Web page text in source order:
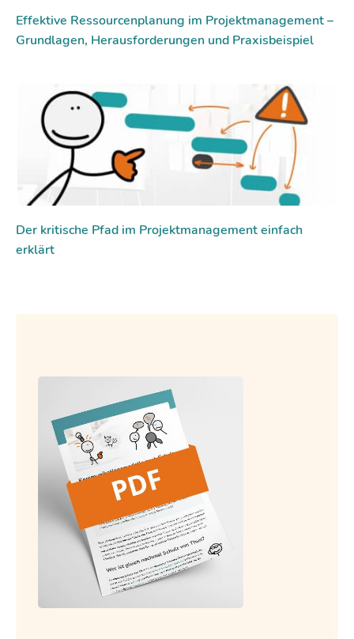
Effektive Ressourcenplanung im Projektmanagement –
Grundlagen, Herausforderungen und Praxisbeispiel
Der kritische Pfad im Projektmanagement einfach
erklärt